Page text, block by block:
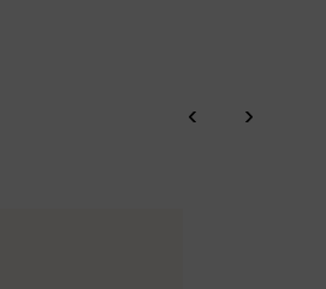
‹ ›